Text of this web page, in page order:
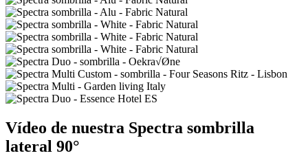
Vídeo de nuestra Spectra sombrilla
lateral 90°